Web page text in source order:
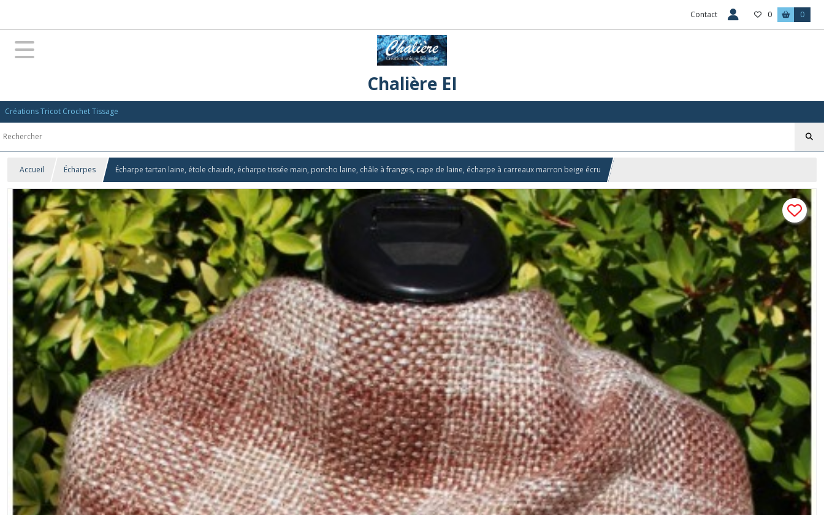
Contact 0 0
Chalière EI
Créations Tricot Crochet Tissage
Accueil Écharpes Écharpe tartan laine, étole chaude, écharpe tissée main, poncho laine, châle à franges, cape de laine, écharpe à carreaux marron beige écru